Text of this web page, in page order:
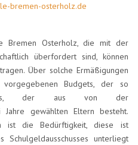
bremen-osterholz.de
Bremen Osterholz, die mit der
überfordert sind, können
Über solche Ermäßigungen
Budgets, der so
der aus von der
gewählten Eltern besteht.
ist die Bedürftigkeit, diese ist
Schulgeldausschusses unterliegt